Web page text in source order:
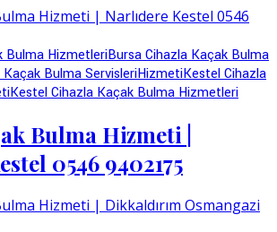
Bulma HizmetleriBursa Cihazla Kaçak Bulma
Bulma ServisleriHizmetiKestel Cihazla
Kestel Cihazla Kaçak Bulma Hizmetleri
Bulma Hizmeti |
0546 9402175